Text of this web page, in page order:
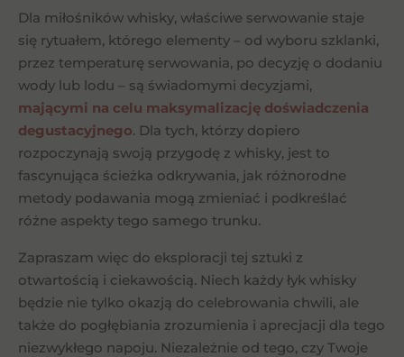
Dla miłośników whisky, właściwe serwowanie staje
się rytuałem, którego elementy – od wyboru szklanki,
przez temperaturę serwowania, po decyzję o dodaniu
wody lub lodu – są świadomymi decyzjami,
mającymi na celu maksymalizację doświadczenia
degustacyjnego. Dla tych, którzy dopiero
rozpoczynają swoją przygodę z whisky, jest to
fascynująca ścieżka odkrywania, jak różnorodne
metody podawania mogą zmieniać i podkreślać
różne aspekty tego samego trunku.
Zapraszam więc do eksploracji tej sztuki z
otwartością i ciekawością. Niech każdy łyk whisky
będzie nie tylko okazją do celebrowania chwili, ale
także do pogłębiania zrozumienia i aprecjacji dla tego
niezwykłego napoju. Niezależnie od tego, czy Twoje